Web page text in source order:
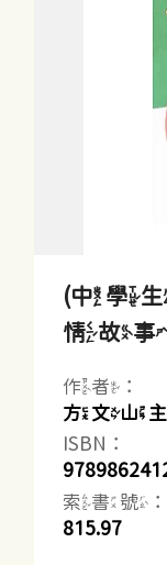
(中學
情故
作者：
方文山
ISBN：
索書號：
815.97